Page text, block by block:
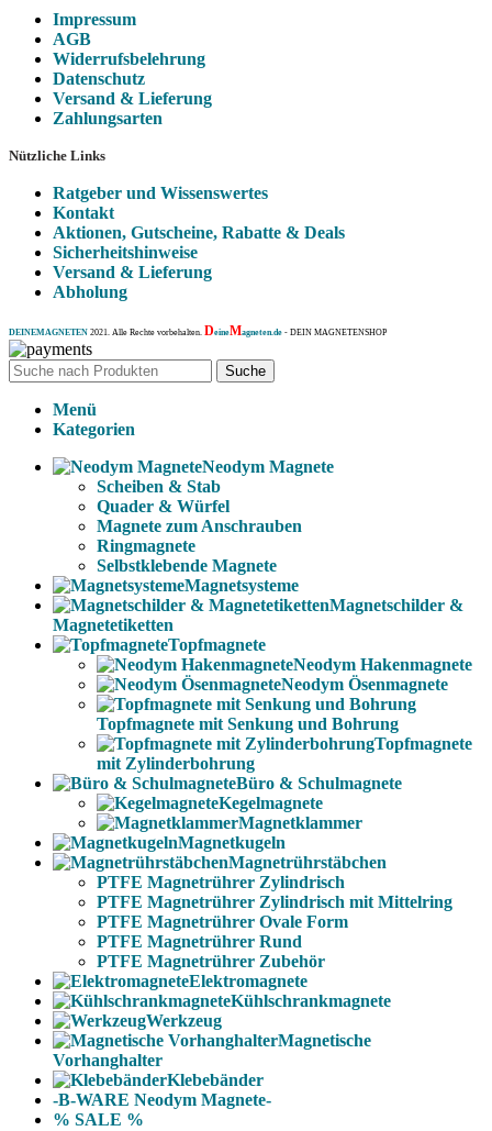
Impressum
AGB
Widerrufsbelehrung
Datenschutz
Versand & Lieferung
Zahlungsarten
Nützliche Links
Ratgeber und Wissenswertes
Kontakt
Aktionen, Gutscheine, Rabatte & Deals
Sicherheitshinweise
Versand & Lieferung
Abholung
DEINEMAGNETEN 2021. Alle Rechte vorbehalten. DeineMagneten.de - DEIN MAGNETENSHOP
Suche
Menü
Kategorien
Neodym Magnete
Scheiben & Stab
Quader & Würfel
Magnete zum Anschrauben
Ringmagnete
Selbstklebende Magnete
Magnetsysteme
Magnetschilder &
Magnetetiketten
Topfmagnete
Neodym Hakenmagnete
Neodym Ösenmagnete
Topfmagnete mit Senkung und Bohrung
Topfmagnete
mit Zylinderbohrung
Büro & Schulmagnete
Kegelmagnete
Magnetklammer
Magnetkugeln
Magnetrührstäbchen
PTFE Magnetrührer Zylindrisch
PTFE Magnetrührer Zylindrisch mit Mittelring
PTFE Magnetrührer Ovale Form
PTFE Magnetrührer Rund
PTFE Magnetrührer Zubehör
Elektromagnete
Kühlschrankmagnete
Werkzeug
Magnetische
Vorhanghalter
Klebebänder
-B-WARE Neodym Magnete-
% SALE %